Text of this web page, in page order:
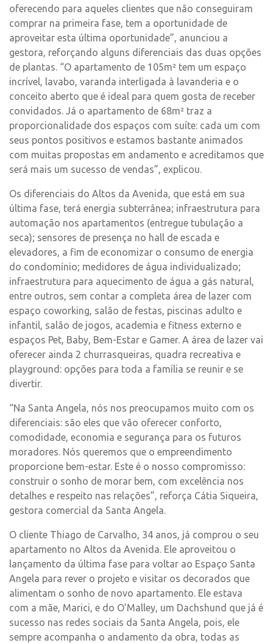
oferecendo para aqueles clientes que não conseguiram
comprar na primeira fase, tem a oportunidade de
aproveitar esta última oportunidade”, anunciou a
gestora, reforçando alguns diferenciais das duas opções
de plantas. “O apartamento de 105m² tem um espaço
incrível, lavabo, varanda interligada à lavanderia e o
conceito aberto que é ideal para quem gosta de receber
convidados. Já o apartamento de 68m² traz a
proporcionalidade dos espaços com suíte: cada um com
seus pontos positivos e estamos bastante animados
com muitas propostas em andamento e acreditamos que
será mais um sucesso de vendas”, explicou.
Os diferenciais do Altos da Avenida, que está em sua
última fase, terá energia subterrânea; infraestrutura para
automação nos apartamentos (entregue tubulação a
seca); sensores de presença no hall de escada e
elevadores, a fim de economizar o consumo de energia
do condomínio; medidores de água individualizado;
infraestrutura para aquecimento de água a gás natural,
entre outros, sem contar a completa área de lazer com
espaço coworking, salão de festas, piscinas adulto e
infantil, salão de jogos, academia e fitness externo e
espaços Pet, Baby, Bem-Estar e Gamer. A área de lazer vai
oferecer ainda 2 churrasqueiras, quadra recreativa e
playground: opções para toda a família se reunir e se
divertir.
“Na Santa Angela, nós nos preocupamos muito com os
diferenciais: são eles que vão oferecer conforto,
comodidade, economia e segurança para os futuros
moradores. Nós queremos que o empreendimento
proporcione bem-estar. Este é o nosso compromisso:
construir o sonho de morar bem, com excelência nos
detalhes e respeito nas relações”, reforça Cátia Siqueira,
gestora comercial da Santa Angela.
O cliente Thiago de Carvalho, 34 anos, já comprou o seu
apartamento no Altos da Avenida. Ele aproveitou o
lançamento da última fase para voltar ao Espaço Santa
Angela para rever o projeto e visitar os decorados que
alimentam o sonho de novo apartamento. Ele estava
com a mãe, Marici, e do O’Malley, um Dachshund que já é
sucesso nas redes sociais da Santa Angela, pois, ele
sempre acompanha o andamento da obra, todas as